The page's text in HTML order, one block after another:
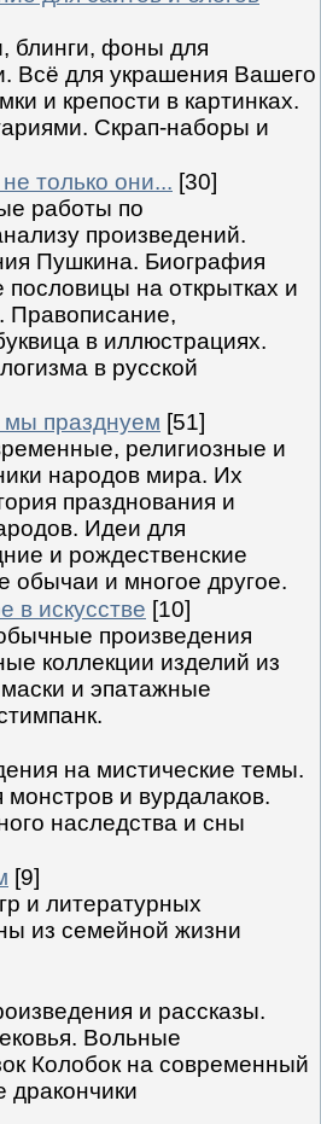
блинги, фоны для
Всё для украшения Вашего
и крепости в картинках.
Скрап-наборы и
только они... [30]
работы по
произведений.
Пушкина. Биография
на открытках и
Правописание,
в иллюстрациях.
в русской
мы празднуем [51]
религиозные и
народов мира. Их
празднования и
Идеи для
и рождественские
обычаи и многое другое.
в искусстве [10]
произведения
коллекции изделий из
и эпатажные
на мистические темы.
и вурдалаков.
наследства и сны
[9]
и литературных
из семейной жизни
и рассказы.
Вольные
Колобок на современный
дракончики